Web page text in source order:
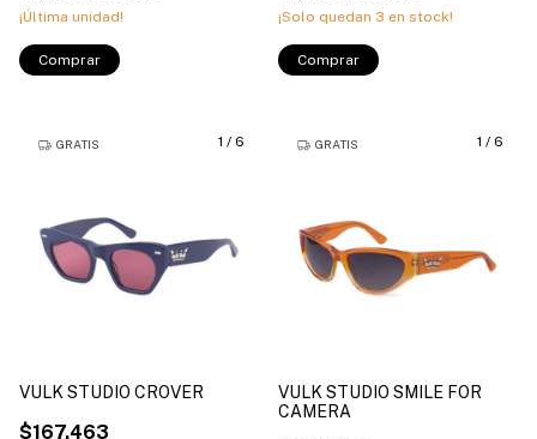
¡Última unidad!
Comprar
¡Solo quedan 3 en stock!
Comprar
1 / 6
GRATIS
VULK STUDIO CROVER
$167.463
1 / 6
GRATIS
VULK STUDIO SMILE FOR
CAMERA